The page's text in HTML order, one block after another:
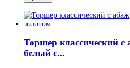
Торшер классический с
белый с...